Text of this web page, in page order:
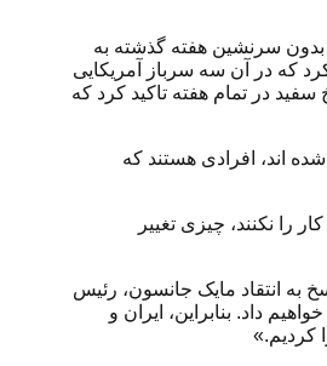
بدون سرنشین هفته گذشته به
که در آن سه سرباز آمریکایی
سفید در تمام هفته تاکید کرد که
اند، افرادی هستند که
را نکنند، چیزی تغییر
به انتقاد مایک جانسون، رئیس
پاسخ خواهیم داد. بنابراین، ایران و
کردیم.»